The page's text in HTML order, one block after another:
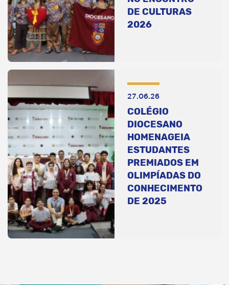
DE CULTURAS
2026
27.06.26
COLÉGIO
DIOCESANO
HOMENAGEIA
ESTUDANTES
PREMIADOS EM
OLIMPÍADAS DO
CONHECIMENTO
DE 2025